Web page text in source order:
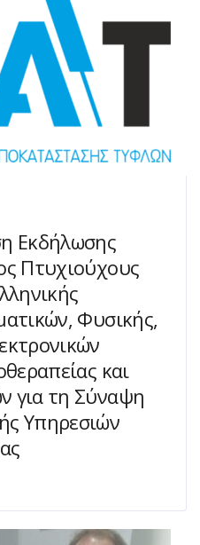
Εκδήλωσης
Πτυχιούχους
Φυσικής,
και
για τη Σύναψη
Υπηρεσιών